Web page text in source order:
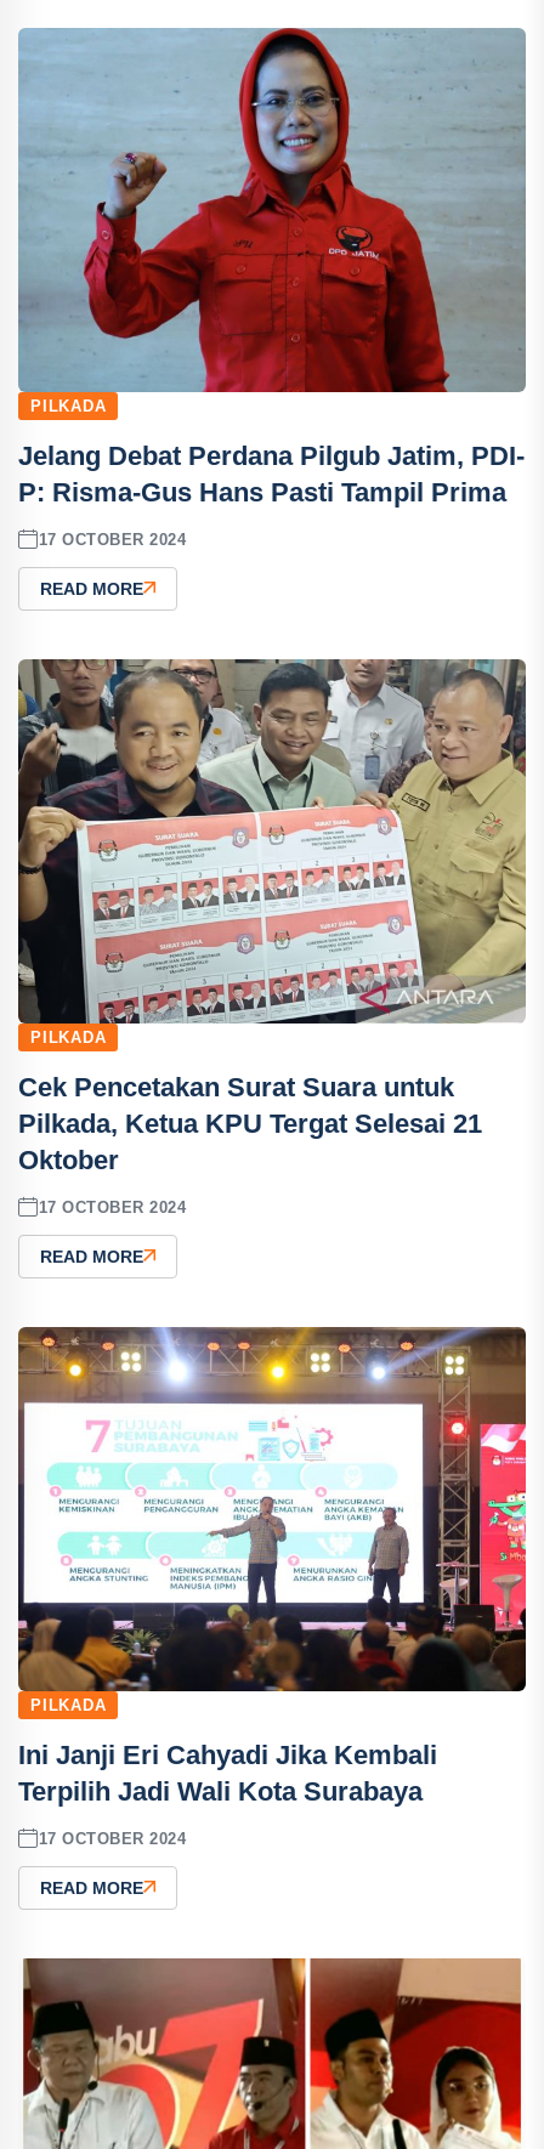
PILKADA
Jelang Debat Perdana Pilgub Jatim, PDI-
P: Risma-Gus Hans Pasti Tampil Prima
17 OCTOBER 2024
READ MORE
PILKADA
Cek Pencetakan Surat Suara untuk
Pilkada, Ketua KPU Tergat Selesai 21
Oktober
17 OCTOBER 2024
READ MORE
PILKADA
Ini Janji Eri Cahyadi Jika Kembali
Terpilih Jadi Wali Kota Surabaya
17 OCTOBER 2024
READ MORE